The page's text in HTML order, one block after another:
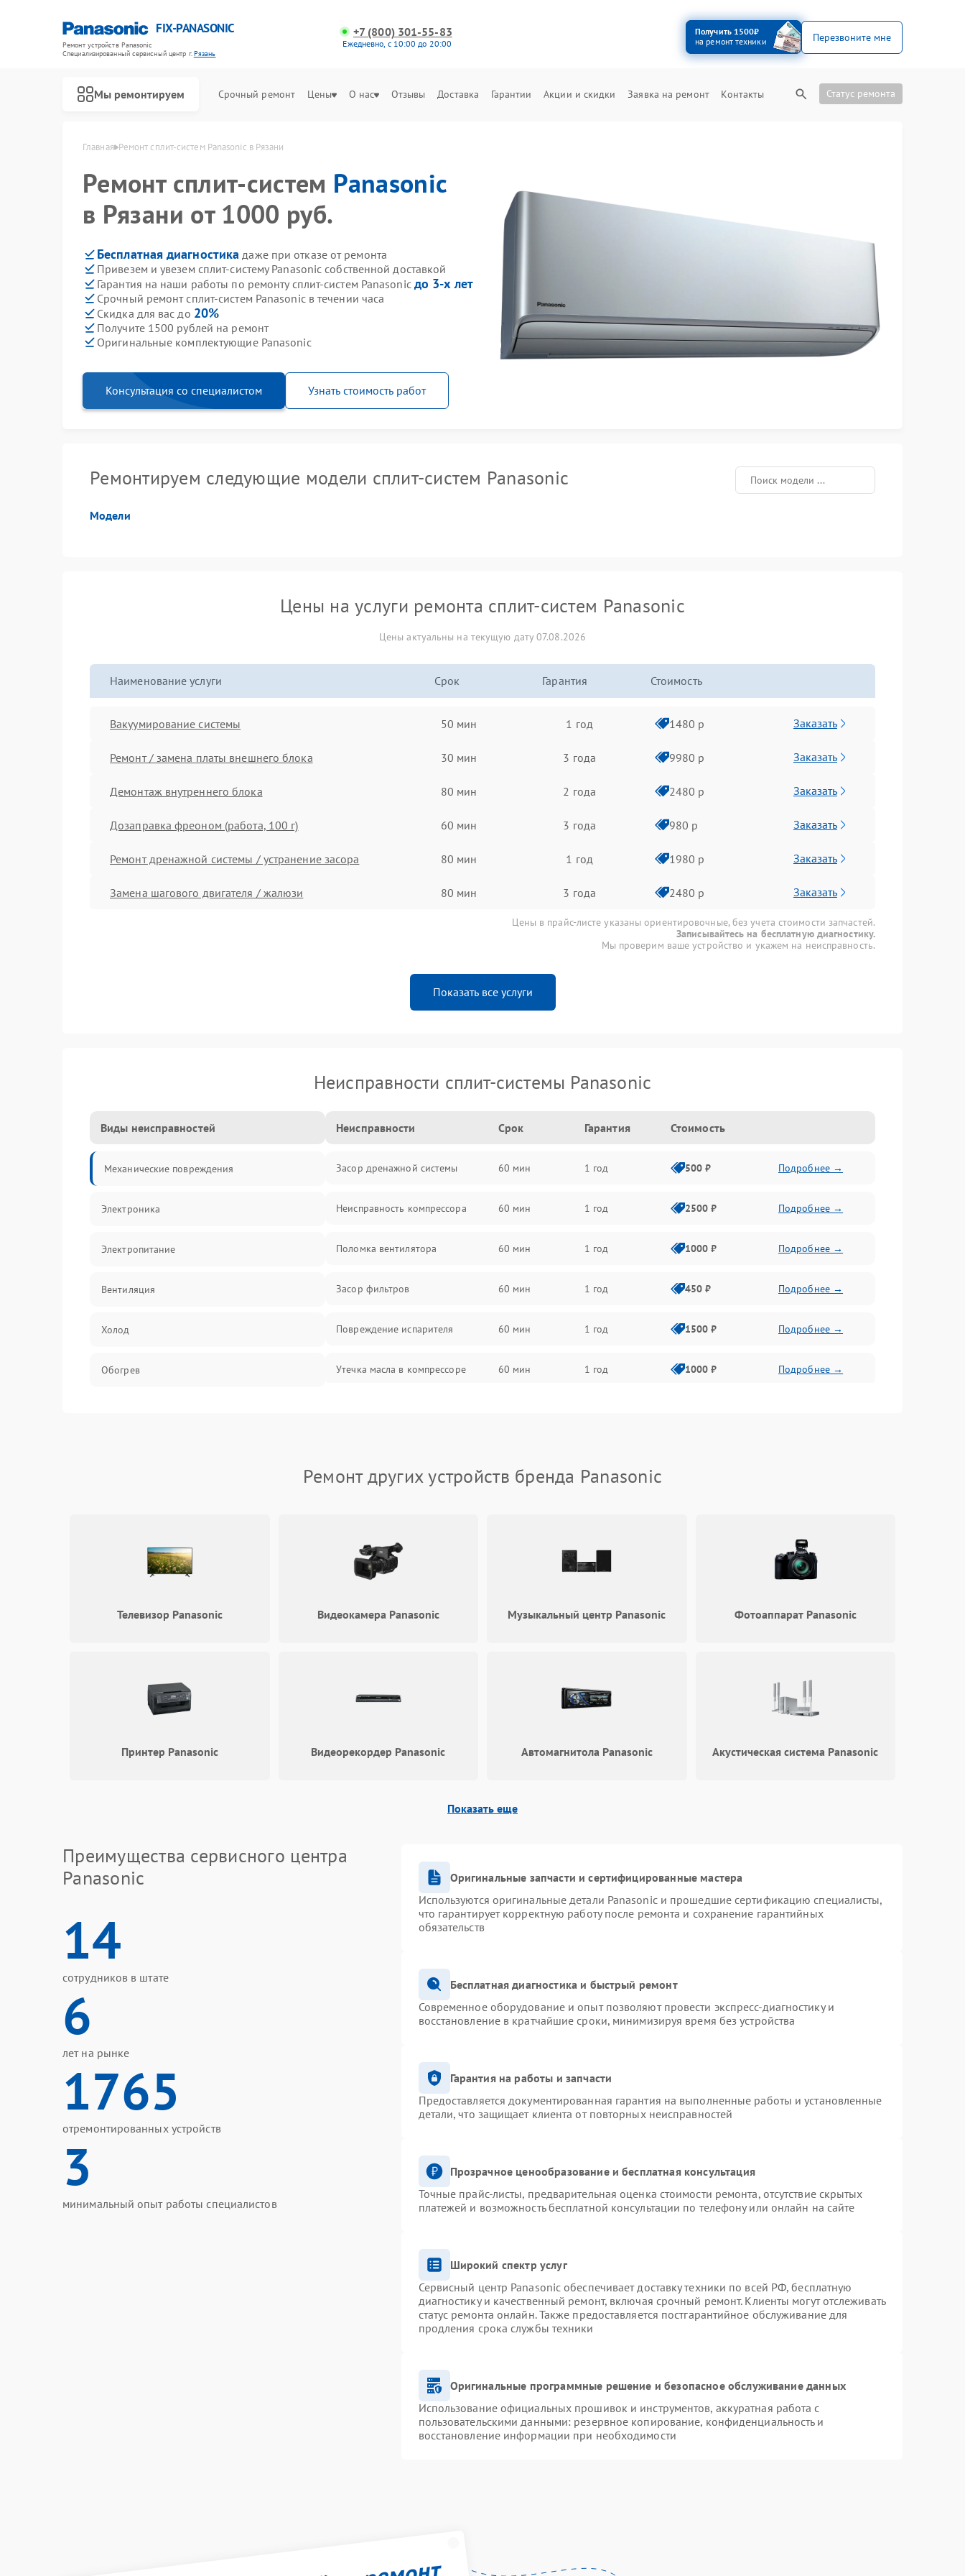
FIX-PANASONIC
Ремонт устройств Panasonic
Специализированный cервисный центр г.Рязань
+7 (800) 301-55-83
Ежедневно, с 10:00 до 20:00
Получить 1500₽
на ремонт техники
Перезвоните мне
Мы ремонтируем Срочный ремонт Цены О нас Отзывы Доставка Гарантии Акции и скидки Заявка на ремонт Контакты Статус ремонта
Главная Ремонт сплит-систем Panasonic в Рязани
Ремонт сплит-систем Panasonic
в Рязани от 1000 руб.
Бесплатная диагностика даже при отказе от ремонта
Привезем и увезем сплит-систему Panasonic собственной доставкой
Гарантия на наши работы по ремонту сплит-систем Panasonic до 3-х лет
Срочный ремонт сплит-систем Panasonic в течении часа
Скидка для вас до 20%
Получите 1500 рублей на ремонт
Оригинальные комплектующие Panasonic
Консультация со специалистом Узнать стоимость работ
Ремонтируем следующие модели сплит-систем Panasonic
Модели
Цены на услуги ремонта сплит-систем Panasonic
Цены актуальны на текущую дату 07.08.2026
Наименование услуги Срок Гарантия Стоимость
Вакуумирование системы 50 мин 1 год 1480 р Заказать
Ремонт / замена платы внешнего блока 30 мин 3 года 9980 р Заказать
Демонтаж внутреннего блока 80 мин 2 года 2480 р Заказать
Дозаправка фреоном (работа, 100 г) 60 мин 3 года 980 р Заказать
Ремонт дренажной системы / устранение засора 80 мин 1 год 1980 р Заказать
Замена шагового двигателя / жалюзи 80 мин 3 года 2480 р Заказать
Цены в прайс-листе указаны ориентировочные, без учета стоимости запчастей.
Записывайтесь на бесплатную диагностику.
Мы проверим ваше устройство и укажем на неисправность.
Показать все услуги
Неисправности сплит-системы Panasonic
Виды неисправностей
Механические повреждения
Электроника
Электропитание
Вентиляция
Холод
Обогрев
Неисправности Срок Гарантия Стоимость
Засор дренажной системы 60 мин 1 год 500 ₽ Подробнее →
Неисправность компрессора 60 мин 1 год 2500 ₽ Подробнее →
Поломка вентилятора 60 мин 1 год 1000 ₽ Подробнее →
Засор фильтров 60 мин 1 год 450 ₽ Подробнее →
Повреждение испарителя 60 мин 1 год 1500 ₽ Подробнее →
Утечка масла в компрессоре 60 мин 1 год 1000 ₽ Подробнее →
Ремонт других устройств бренда Panasonic
Телевизор Panasonic Видеокамера Panasonic Музыкальный центр Panasonic Фотоаппарат Panasonic
Принтер Panasonic Видеорекордер Panasonic Автомагнитола Panasonic Акустическая система Panasonic
Показать еще
Преимущества сервисного центра
Panasonic
14
сотрудников в штате
6
лет на рынке
1765
отремонтированных устройств
3
минимальный опыт работы специалистов
Оригинальные запчасти и сертифицированные мастера
Используются оригинальные детали Panasonic и прошедшие сертификацию специалисты,
что гарантирует корректную работу после ремонта и сохранение гарантийных
обязательств
Бесплатная диагностика и быстрый ремонт
Современное оборудование и опыт позволяют провести экспресс-диагностику и
восстановление в кратчайшие сроки, минимизируя время без устройства
Гарантия на работы и запчасти
Предоставляется документированная гарантия на выполненные работы и установленные
детали, что защищает клиента от повторных неисправностей
Прозрачное ценообразование и бесплатная консультация
Точные прайс-листы, предварительная оценка стоимости ремонта, отсутствие скрытых
платежей и возможность бесплатной консультации по телефону или онлайн на сайте
Широкий спектр услуг
Сервисный центр Panasonic обеспечивает доставку техники по всей РФ, бесплатную
диагностику и качественный ремонт, включая срочный ремонт. Клиенты могут отслеживать
статус ремонта онлайн. Также предоставляется постгарантийное обслуживание для
продления срока службы техники
Оригинальные программные решение и безопасное обслуживание данных
Использование официальных прошивок и инструментов, аккуратная работа с
пользовательскими данными: резервное копирование, конфиденциальность и
восстановление информации при необходимости